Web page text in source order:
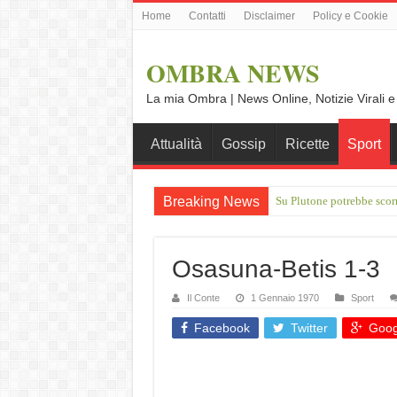
Home Contatti Disclaimer Policy e Cookie
OMBRA NEWS
La mia Ombra | News Online, Notizie Virali
Attualità Gossip Ricette Sport
Breaking News Su Plutone potrebbe
IXPE: l'osservatorio d
Osasuna-Betis 1-3
Il Conte 1 Gennaio 1970 Sport
Facebook Twitter